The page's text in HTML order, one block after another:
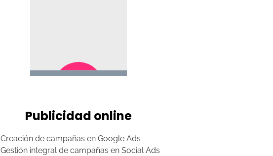
Publicidad online
Creación de campañas en Google Ads
Gestión integral de campañas en Social Ads